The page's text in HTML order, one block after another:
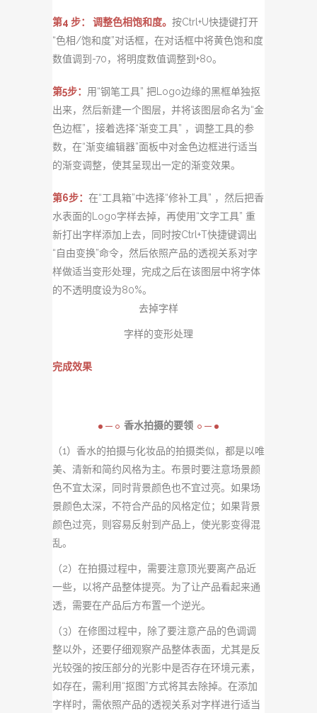
第4 步： 调整色相饱和度。 按Ctrl+U快捷键打开
“色相/饱和度”对话框，在对话框中将黄色饱和度
数值调到-70，将明度数值调整到+80。
第5步： 用“钢笔工具” 把Logo边缘的黑框单独抠
出来，然后新建一个图层，并将该图层命名为“金
色边框”，接着选择“渐变工具” ，调整工具的参
数，在“渐变编辑器”面板中对金色边框进行适当
的渐变调整，使其呈现出一定的渐变效果。
第6步： 在“工具箱”中选择“修补工具” ，然后把香
水表面的Logo字样去掉，再使用“文字工具” 重
新打出字样添加上去，同时按Ctrl+T快捷键调出
“自由变换”命令，然后依照产品的透视关系对字
样做适当变形处理，完成之后在该图层中将字体
的不透明度设为80%。
去掉字样
字样的变形处理
完成效果
香水拍摄的要领
（1）香水的拍摄与化妆品的拍摄类似，都是以唯
美、清新和简约风格为主。布景时要注意场景颜
色不宜太深，同时背景颜色也不宜过亮。如果场
景颜色太深，不符合产品的风格定位；如果背景
颜色过亮，则容易反射到 产品上，使光影变得混
乱。
（2）在拍摄过程中，需要注意顶光要离产品近
一些，以将产品整体提亮。为了让产品看起来通
透，需要在产品后方布置一个逆光。
（3）在修图过程中，除了要注意产品的色调调
整以外，还要仔细观察产品整体表面，尤其是反
光较强的按压部分的光影中是否存在环境元素，
如存在，需利用“抠图”方式将其去除掉。在添加
字样时，需依照产品的透视关系对字样进行适当